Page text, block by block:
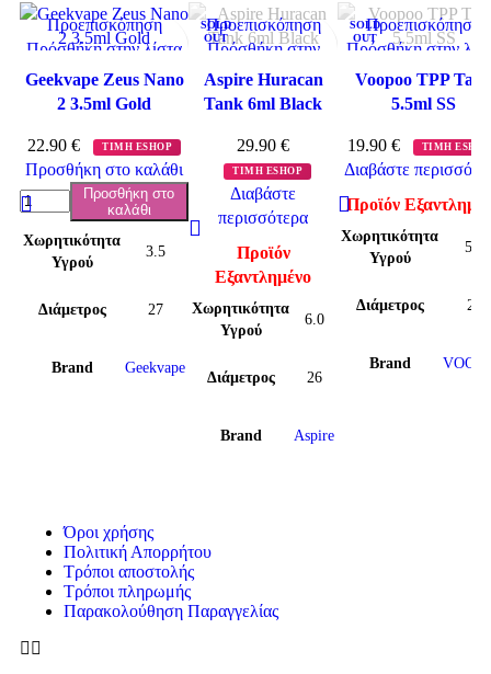
Προεπισκόπηση
Πρόσθήκη στην λίστα
επιθυμιών
Geekvape Zeus Nano
2 3.5ml Gold
22.90 € ΤΙΜΗ ESHOP
Προσθήκη στο καλάθι
Προσθήκη στο
καλάθι
Χωρητικότητα
Υγρού
3.5
Διάμετρος 27
Brand Geekvape
SOLD
OUT
Προεπισκόπηση
Πρόσθήκη στην
λίστα επιθυμιών
Aspire Huracan
Tank 6ml Black
29.90 €
ΤΙΜΗ ESHOP
Διαβάστε
περισσότερα
Προϊόν
Εξαντλημένο
Χωρητικότητα
Υγρού
6.0
Διάμετρος 26
Brand Aspire
SOLD
OUT
Προεπισκόπηση
Πρόσθήκη στην
επιθυμιών
Voopoo TPP
5.5ml SS
19.90 € ΤΙΜΗ ESHOP
Διαβάστε
Προϊόν
Χωρητικότητα
Υγρού
5.5
Διάμετρος 26
Brand
Όροι χρήσης
Πολιτική Απορρήτου
Τρόποι αποστολής
Τρόποι πληρωμής
Παρακολούθηση Παραγγελίας